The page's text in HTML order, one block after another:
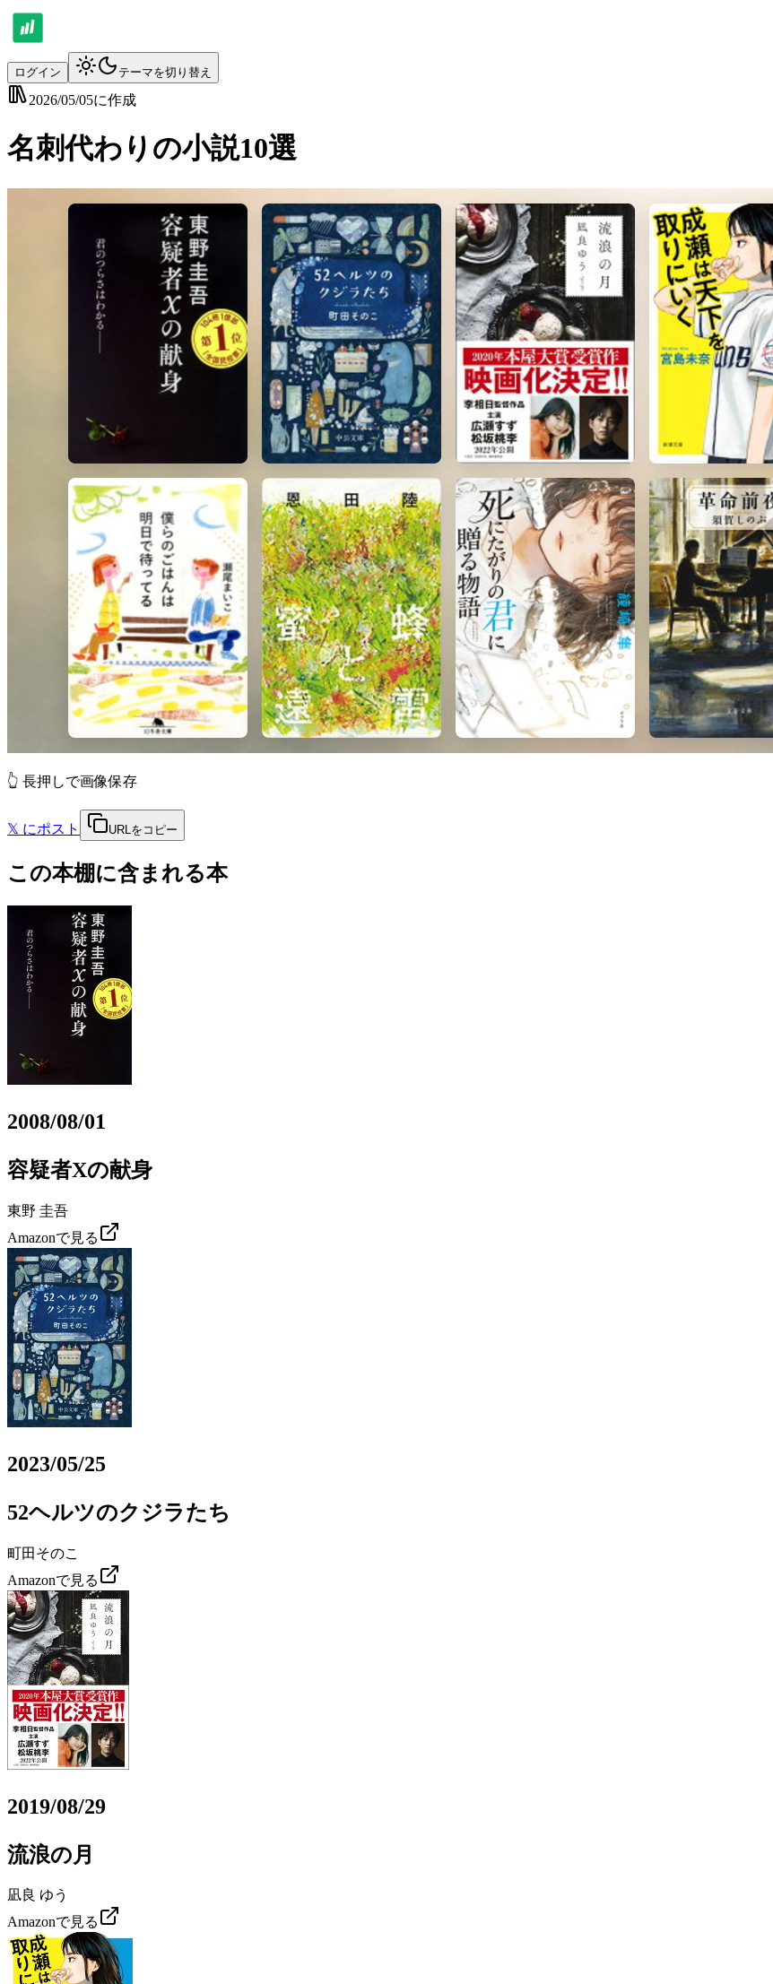
ログイン テーマを切り替え
2026/05/05に作成
名刺代わりの小説10選
👆 長押しで画像保存
𝕏 にポスト URLをコピー
この本棚に含まれる本
2008/08/01
容疑者Xの献身
東野 圭吾
Amazonで見る
2023/05/25
52ヘルツのクジラたち
町田そのこ
Amazonで見る
2019/08/29
流浪の月
凪良 ゆう
Amazonで見る